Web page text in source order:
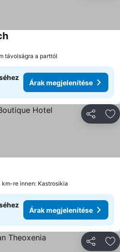
Árak megjelenítése
távolságra a parttól
Árak megjelenítése
megjelenítése
km-re innen: Kastrosikia
Árak megjelenítése